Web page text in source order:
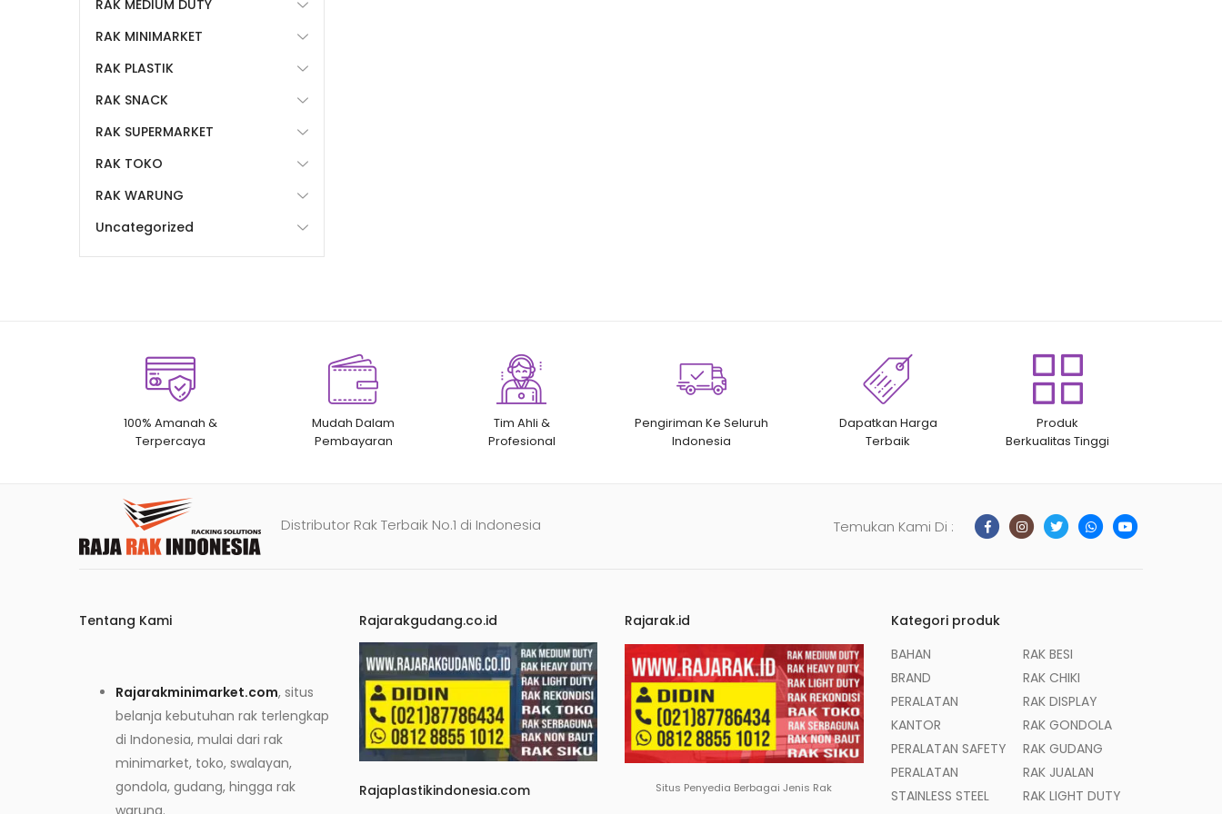
RAK MEDIUM DUTY
RAK MINIMARKET
RAK PLASTIK
RAK SNACK
RAK SUPERMARKET
RAK TOKO
RAK WARUNG
Uncategorized
100% Amanah &
Terpercaya
Mudah Dalam
Pembayaran
Tim Ahli &
Profesional
Pengiriman Ke Seluruh
Indonesia
Dapatkan Harga
Terbaik
Produk
Berkualitas Tinggi
Distributor Rak Terbaik No.1 di Indonesia Temukan Kami Di :
Tentang Kami
Rajarakminimarket.com, situs
belanja kebutuhan rak terlengkap
di Indonesia, mulai dari rak
minimarket, toko, swalayan,
gondola, gudang, hingga rak
warung.
Rajarakgudang.co.id
Rajaplastikindonesia.com
Rajarak.id
Situs Penyedia Berbagai Jenis Rak
Kategori produk
BAHAN
BRAND
PERALATAN
KANTOR
PERALATAN SAFETY
PERALATAN
STAINLESS STEEL
RAK BESI
RAK CHIKI
RAK DISPLAY
RAK GONDOLA
RAK GUDANG
RAK JUALAN
RAK LIGHT DUTY